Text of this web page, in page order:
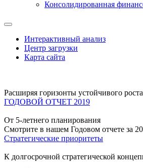
Консолидированная
Интерактивный анализ
Центр загрузки
Карта сайта
Расширяя горизонты устойчивого роста
ГОДОВОЙ ОТЧЕТ 2019
От 5-летнего планирования
Смотрите в нашем Годовом отчете за
Стратегические приоритеты
К долгосрочной стратегической